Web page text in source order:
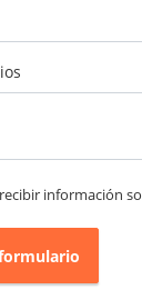
información